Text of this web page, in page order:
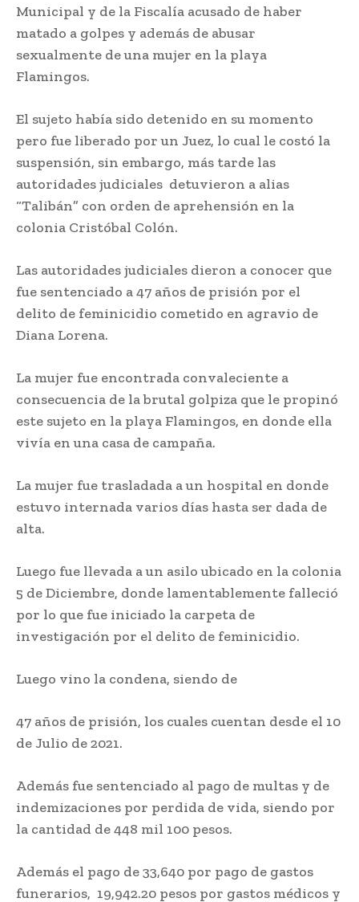
Municipal y de la Fiscalía acusado de haber
matado a golpes y además de abusar
sexualmente de una mujer en la playa
Flamingos.
El sujeto había sido detenido en su momento
pero fue liberado por un Juez, lo cual le costó la
suspensión, sin embargo, más tarde las
autoridades judiciales detuvieron a alias
“Talibán” con orden de aprehensión en la
colonia Cristóbal Colón.
Las autoridades judiciales dieron a conocer que
fue sentenciado a 47 años de prisión por el
delito de feminicidio cometido en agravio de
Diana Lorena.
La mujer fue encontrada convaleciente a
consecuencia de la brutal golpiza que le propinó
este sujeto en la playa Flamingos, en donde ella
vivía en una casa de campaña.
La mujer fue trasladada a un hospital en donde
estuvo internada varios días hasta ser dada de
alta.
Luego fue llevada a un asilo ubicado en la colonia
5 de Diciembre, donde lamentablemente falleció
por lo que fue iniciado la carpeta de
investigación por el delito de feminicidio.
Luego vino la condena, siendo de
47 años de prisión, los cuales cuentan desde el 10
de Julio de 2021.
Además fue sentenciado al pago de multas y de
indemizaciones por perdida de vida, siendo por
la cantidad de 448 mil 100 pesos.
Además el pago de 33,640 por pago de gastos
funerarios, 19,942.20 pesos por gastos médicos y